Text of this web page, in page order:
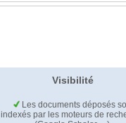
Visibilité
Les documents déposés
indexés par les moteurs de